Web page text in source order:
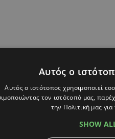
που σκόραραν
διαδικασία των
Αυτός ο
Αυτός ο ιστότοπος χρησιμοποιεί
τον ιστότοπό μας,
την Πολιτική μας
SHOW